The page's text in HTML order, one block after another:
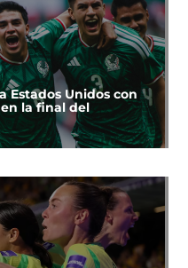
Estados Unidos con
la final del